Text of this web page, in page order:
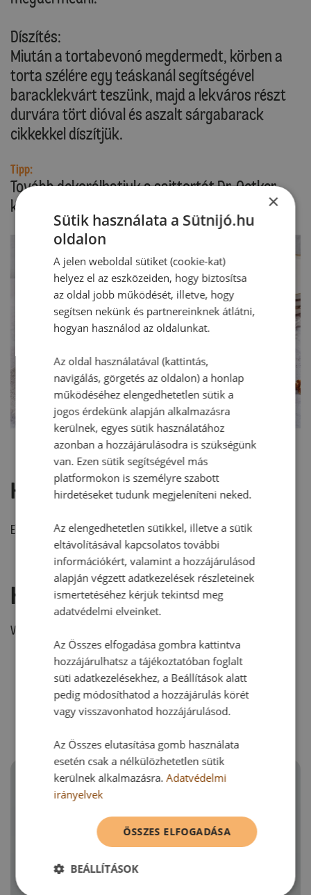
Díszítés:
Miután a tortabevonó megdermedt, körben a
torta szélére egy teáskanál segítségével
baracklekvárt teszünk, majd a lekváros részt
durvára tört dióval és aszalt sárgabarack
cikkekkel díszítjük.
Tipp:
Tovább dekorálhatjuk a sajttortát Dr. Oetker
kakaós Tortadarával.
Hozzászólások
Ehhez a recepthez még nem érkezett hozzászólás.
Hozzászólás írása
Vélemény írásához, kérjük,
RECEPTAJÁNLÓ
×
Sütik használata a Sütnijó.hu
oldalon
A jelen weboldal sütiket (cookie-kat)
helyez el az eszközeiden, hogy biztosítsa
az oldal jobb működését, illetve, hogy
segítsen nekünk és partnereinknek átlátni,
hogyan használod az oldalunkat.
Az oldal használatával (kattintás,
navigálás, görgetés az oldalon) a honlap
működéséhez elengedhetetlen sütik a
jogos érdekünk alapján alkalmazásra
kerülnek, egyes sütik használatához
azonban a hozzájárulásodra is szükségünk
van. Ezen sütik segítségével más
platformokon is személyre szabott
hirdetéseket tudunk megjeleníteni neked.
Az elengedhetetlen sütikkel, illetve a sütik
eltávolításával kapcsolatos további
információkért, valamint a hozzájárulásod
alapján végzett adatkezelések részleteinek
ismertetéséhez kérjük tekintsd meg
adatvédelmi elveinket.
Az Összes elfogadása gombra kattintva
hozzájárulhatsz a tájékoztatóban foglalt
süti adatkezelésekhez, a Beállítások alatt
pedig módosíthatod a hozzájárulás körét
vagy visszavonhatod hozzájárulásod.
Az Összes elutasítása gomb használata
esetén csak a nélkülözhetetlen sütik
kerülnek alkalmazásra.Adatvédelmi
irányelvek
ÖSSZES ELFOGADÁSA
BEÁLLÍTÁSOK